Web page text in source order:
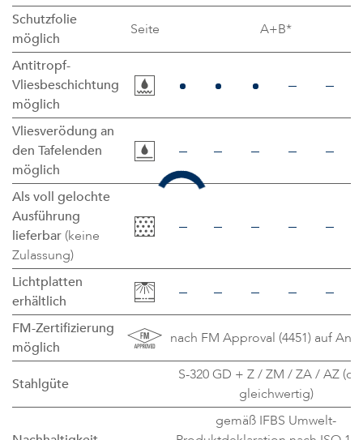
Schutzfolie
möglich
Seite A+B*
Antitropf-
Vliesbeschichtung
möglich
Vliesverödung an
den Tafelenden
möglich
Als voll gelochte
Ausführung
lieferbar (keine
Zulassung)
Lichtplatten
erhältlich
FM-Zertifizierung
möglich
nach FM Approval (4451) auf
Stahlgüte
S-320 GD + Z / ZM / ZA / AZ
gleichwertig)
gemäß IFBS Umwelt-